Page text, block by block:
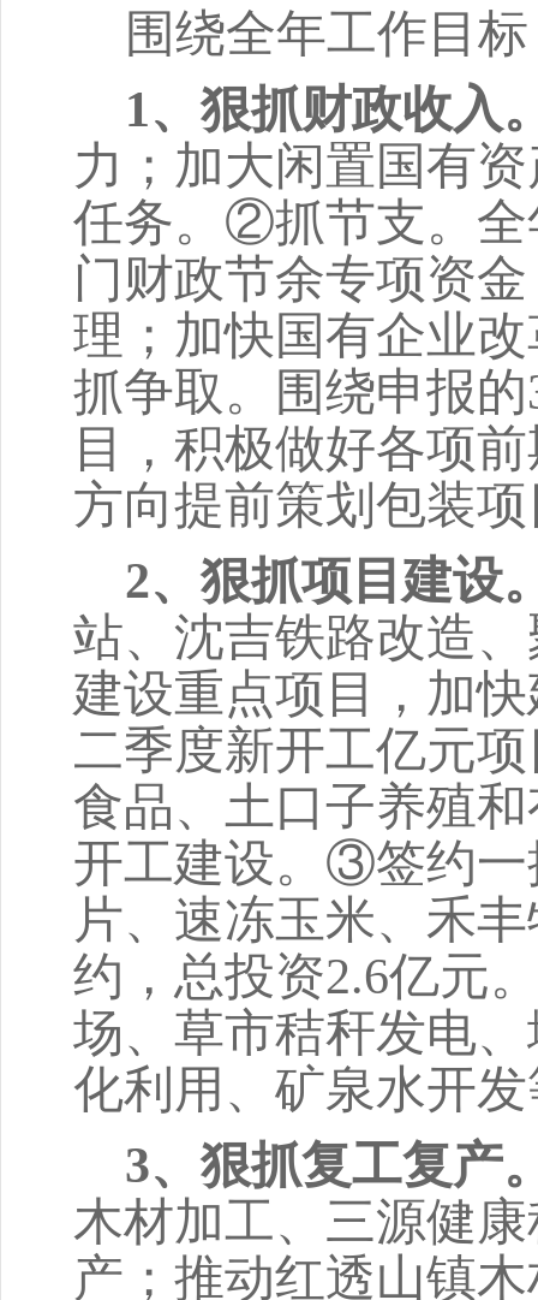
围绕全年工作目
1、狠抓财政收入
力；加大闲置国有
任务。②抓节支。全
门财政节余专项资
理；加快国有企业
抓争取。
围绕申报的
目，积极做好各项
方向提前策划包装
2、狠抓项目建设
站、沈吉铁路改造
建设重点项目，加
二季度新开工亿元
食品、土口子养殖
开工建设。③签约一
片、速冻玉米、禾
约，总投资2.6亿元
场、 草市秸秆发电、
化利用、矿泉水开
3、狠抓复工复产
木材加工、三源健
产；推动红透山镇